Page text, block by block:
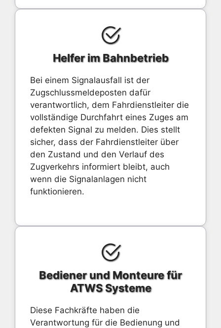
Helfer im Bahnbetrieb
Bei einem Signalausfall ist der
Zugschlussmeldeposten dafür
verantwortlich, dem Fahrdienstleiter die
vollständige Durchfahrt eines Zuges am
defekten Signal zu melden. Dies stellt
sicher, dass der Fahrdienstleiter über
den Zustand und den Verlauf des
Zugverkehrs informiert bleibt, auch
wenn die Signalanlagen nicht
funktionieren.
Bediener und Monteure für
ATWS Systeme
Diese Fachkräfte haben die
Verantwortung für die Bedienung und